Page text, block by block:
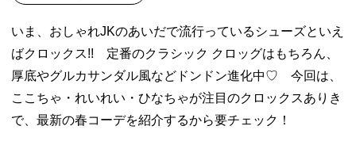
ジュアルはNOT
スニーカーで着
こなすのがイマ
ドキ！
02. カラーを使っ
た海外ガールコ
いま、おしゃれJKのあいだで流行っているシューズといえ
ばクロックス!! 定番のクラシック クロッグはもちろん、
厚底やグルカサンダル風などドンドン進化中♡ 今回は、
ここちゃ・れいれい・ひなちゃが注目のクロックスありき
で、最新の春コーデを紹介するから要チェック！